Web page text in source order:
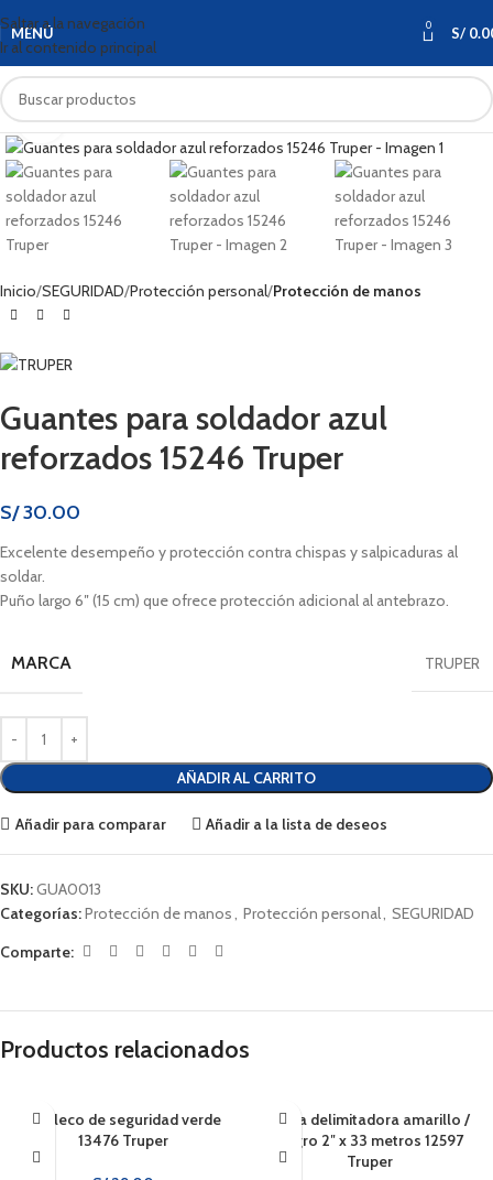
Saltar a la navegación
Ir al contenido principal
MENÚ 0 S/
Haga clic para ampliar
Inicio SEGURIDAD Protección personal Protección de manos
Guantes para soldador azul
reforzados 15246 Truper
S/30.00
Excelente desempeño y protección contra chispas y salpicaduras al
soldar.
Puño largo 6″ (15 cm) que ofrece protección adicional al antebrazo.
MARCA TRUPER
AÑADIR AL CARRITO
Añadir para comparar Añadir a la lista de deseos
SKU:GUA0013
Categorías:Protección de manos, Protección personal, SEGURIDAD
Comparte:
Productos relacionados
Chaleco de seguridad verde
13476 Truper
Cinta delimitadora amarillo /
negro 2″ x 33 metros 12597
Truper